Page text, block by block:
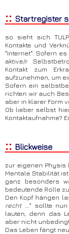
:: Startregister
so sieht sich
Kontakte und
"Internet". Sofern
aktive/r
Kontakt zum
aufzunehmen, um
Sofern ein
richten wir auch
aber in klarer Form
Ob lieber selbst
Kontaktaufnahme?
:: Blickweise
zur eigenen Physis
Mentale Stabilität
ganz besonders
bedeutende Rolle
Den Kopf hängen
recht ... " sollte nun
lauten, denn das
aber nicht
Das Leben fängt neu